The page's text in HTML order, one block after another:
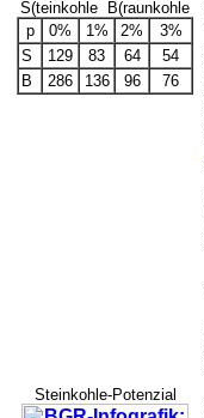
S(teinkohle B(raunkohle
p
0% 1% 2%
3%
S
129 83 64
54
B
286 136 96 76
Steinkohle-Potenzial